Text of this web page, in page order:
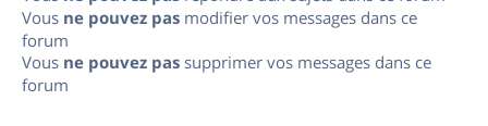
Vous ne pouvez pas modifier vos messages dans ce
forum
Vous ne pouvez pas supprimer vos messages dans ce
forum